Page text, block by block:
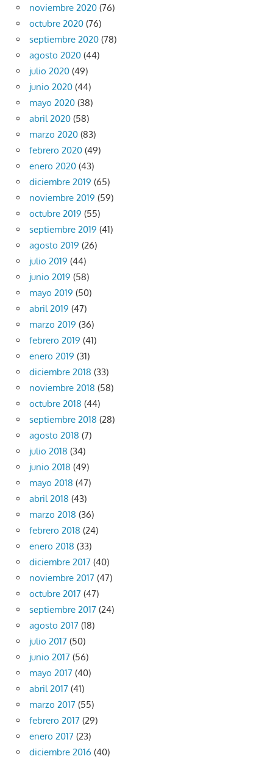
noviembre 2020 (76)
octubre 2020 (76)
septiembre 2020 (78)
agosto 2020 (44)
julio 2020 (49)
junio 2020 (44)
mayo 2020 (38)
abril 2020 (58)
marzo 2020 (83)
febrero 2020 (49)
enero 2020 (43)
diciembre 2019 (65)
noviembre 2019 (59)
octubre 2019 (55)
septiembre 2019 (41)
agosto 2019 (26)
julio 2019 (44)
junio 2019 (58)
mayo 2019 (50)
abril 2019 (47)
marzo 2019 (36)
febrero 2019 (41)
enero 2019 (31)
diciembre 2018 (33)
noviembre 2018 (58)
octubre 2018 (44)
septiembre 2018 (28)
agosto 2018 (7)
julio 2018 (34)
junio 2018 (49)
mayo 2018 (47)
abril 2018 (43)
marzo 2018 (36)
febrero 2018 (24)
enero 2018 (33)
diciembre 2017 (40)
noviembre 2017 (47)
octubre 2017 (47)
septiembre 2017 (24)
agosto 2017 (18)
julio 2017 (50)
junio 2017 (56)
mayo 2017 (40)
abril 2017 (41)
marzo 2017 (55)
febrero 2017 (29)
enero 2017 (23)
diciembre 2016 (40)